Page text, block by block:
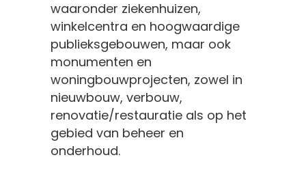
waaronder ziekenhuizen,
winkelcentra en hoogwaardige
publieksgebouwen, maar ook
monumenten en
woningbouwprojecten, zowel in
nieuwbouw, verbouw,
renovatie/restauratie als op het
gebied van beheer en
onderhoud.